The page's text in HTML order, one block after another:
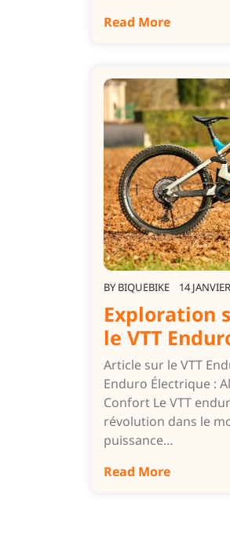
Read More
BY BIQUEBIKE 14
Exploration
le VTT
Article sur le VTT
Enduro Électrique :
Confort Le VTT
révolution dans le
puissance…
Read More